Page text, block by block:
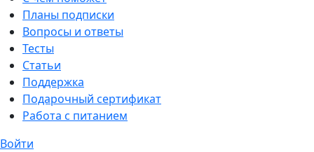
Планы подписки
Вопросы и ответы
Тесты
Статьи
Поддержка
Подарочный сертификат
Работа с питанием
Войти